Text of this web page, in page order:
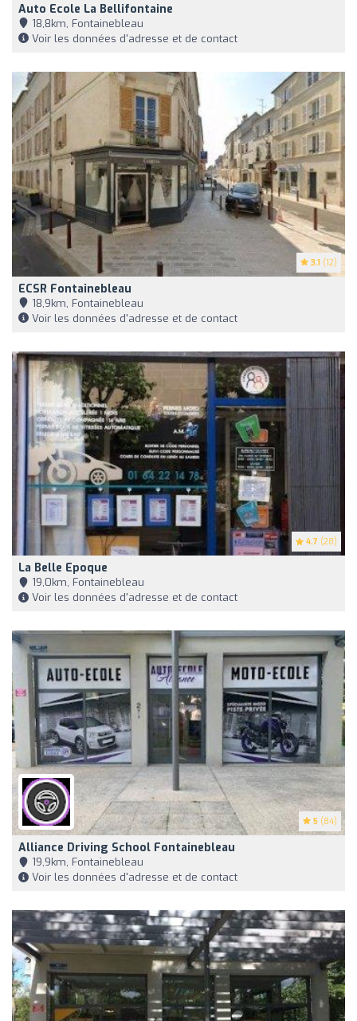
Auto Ecole La Bellifontaine
18,8km, Fontainebleau
Voir les données d'adresse et de contact
3.1 (12)
ECSR Fontainebleau
18,9km, Fontainebleau
Voir les données d'adresse et de contact
4.7 (28)
La Belle Epoque
19,0km, Fontainebleau
Voir les données d'adresse et de contact
5 (84)
Alliance Driving School Fontainebleau
19,9km, Fontainebleau
Voir les données d'adresse et de contact